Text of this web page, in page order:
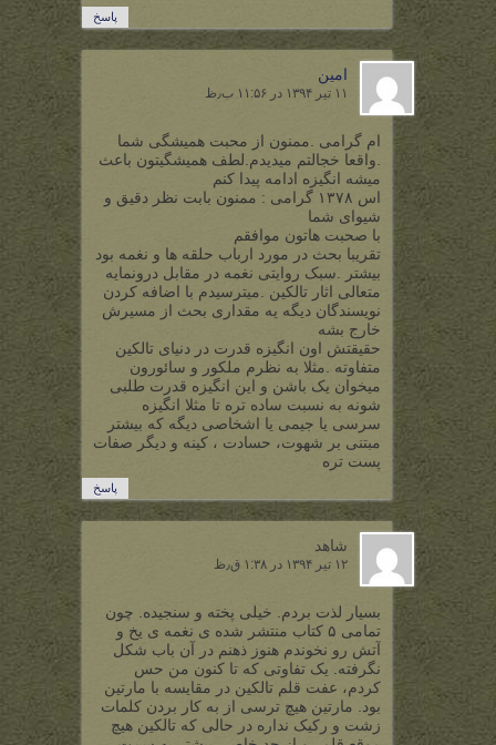
پاسخ
امین
۱۱ تیر ۱۳۹۴ در ۱۱:۵۶ ب٫ظ
ام گرامی .ممنون از محبت همیشگی شما
.واقعا خجالتم میدیدم.لطف همیشگیتون باعث
میشه انگیزه ادامه پیدا کنم
اس ۱۳۷۸ گرامی : ممنون بابت نظر دقیق و
شیوای شما
با صحبت هاتون موافقم
تقریبا بحث در مورد ارباب حلقه ها و نغمه بود
بیشتر .سبک روایتی نغمه در مقابل درونمایه
متعالی اثار تالکین .میترسیدم با اضافه کردن
نویسندگان دیگه یه مقداری بحث از مسیرش
خارج بشه
حقیقتش اون انگیزه قدرت در دنیای تالکین
متفاوته .مثلا به نظرم ملکور و سائورون
میخوان یک باشن و این انگیزه قدرت طلبی
شونه به نسبت ساده تره تا مثلا انگیزه
سرسی یا جیمی یا اشخاصی دیگه که بیشتر
مبتنی بر شهوت، حسادت ، کینه و دیگر صفات
پست تره
پاسخ
شاهد
۱۲ تیر ۱۳۹۴ در ۱:۳۸ ق٫ظ
بسیار لذت بردم. خیلی پخته و سنجیده. چون
تمامی ۵ کتاب منتشر شده ی نغمه ی یخ و
آتش رو نخوندم هنوز ذهنم در آن باب شکل
نگرفته. یک تفاوتی که تا کنون من حس
کردم، عفت قلم تالکین در مقایسه با مارتین
بود. مارتین هیچ ترسی از به کار بردن کلمات
زشت و رکیک نداره در حالی که تالکین هیچ